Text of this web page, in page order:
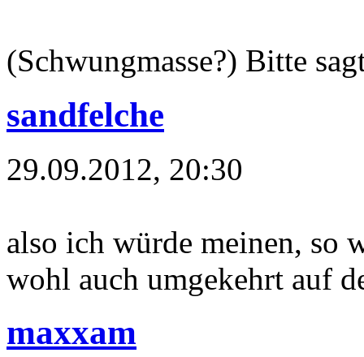
(Schwungmasse?) Bitte
sandfelche
29.09.2012, 20:30
also ich würde meinen, so
wohl auch umgekehrt auf
maxxam